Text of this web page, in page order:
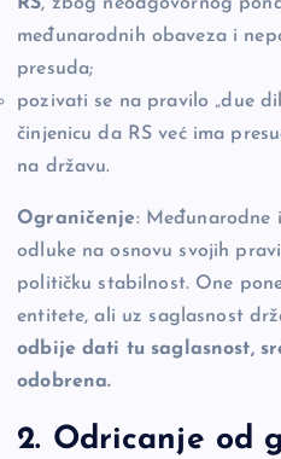
RS, zbog neodgovornog
međunarodnih obaveza i
presuda;
pozivati se na pravilo „due
činjenicu da RS već ima
na državu.
Ograničenje: Međunarodne
odluke na osnovu svojih
političku stabilnost. One
entitete, ali uz saglasnost
odbije dati tu saglasnost,
odobrena.
2. Odricanje od